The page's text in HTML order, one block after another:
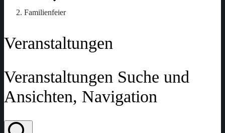
Familienfeier
Veranstaltungen
Veranstaltungen Suche und
Ansichten, Navigation